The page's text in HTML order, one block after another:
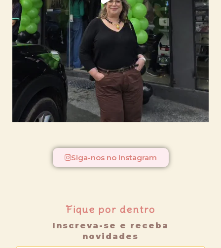
Siga-nos no Instagram
Fique por dentro
Inscreva-se e receba
novidades